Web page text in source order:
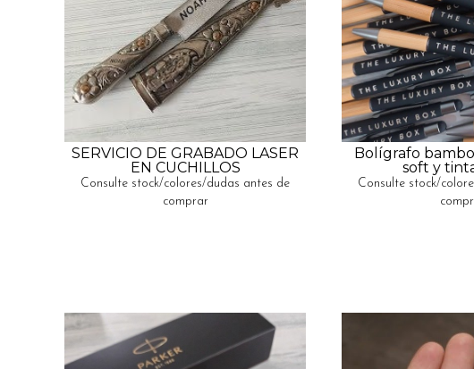
SERVICIO DE GRABADO LASER
EN CUCHILLOS
Consulte stock/colores/dudas antes de
comprar
Bolígrafo
soft y
Consulte stock/